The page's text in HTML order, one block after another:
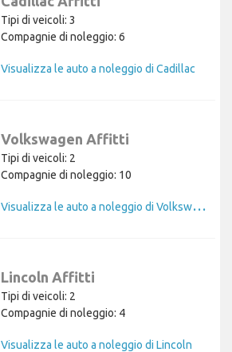
Tipi di veicoli: 3
Compagnie di noleggio: 6
Visualizza le auto a noleggio di Cadillac
Volkswagen Affitti
Tipi di veicoli: 2
Compagnie di noleggio: 10
V
isualizza le auto a noleggio di Volkswagen
Lincoln Affitti
Tipi di veicoli: 2
Compagnie di noleggio: 4
Visualizza le auto a noleggio di Lincoln